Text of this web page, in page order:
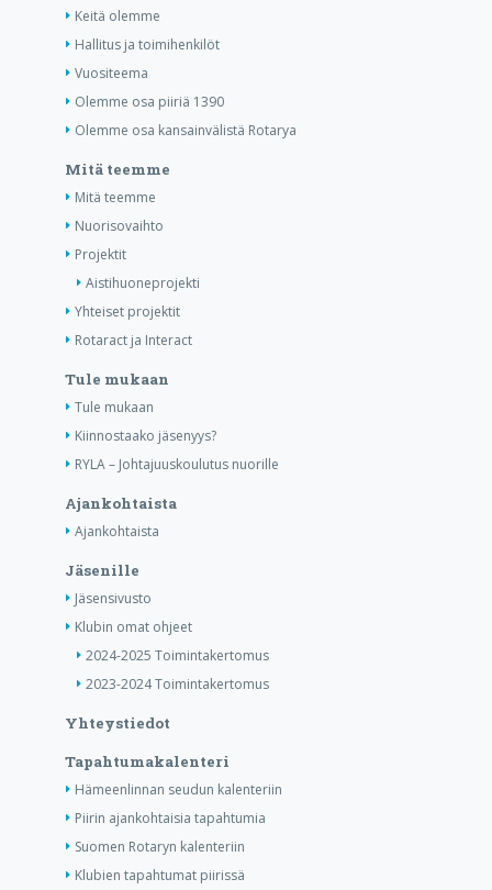
Keitä olemme
Hallitus ja toimihenkilöt
Vuositeema
Olemme osa piiriä 1390
Olemme osa kansainvälistä Rotarya
Mitä teemme
Mitä teemme
Nuorisovaihto
Projektit
Aistihuoneprojekti
Yhteiset projektit
Rotaract ja Interact
Tule mukaan
Tule mukaan
Kiinnostaako jäsenyys?
RYLA – Johtajuuskoulutus nuorille
Ajankohtaista
Ajankohtaista
Jäsenille
Jäsensivusto
Klubin omat ohjeet
2024-2025 Toimintakertomus
2023-2024 Toimintakertomus
Yhteystiedot
Tapahtumakalenteri
Hämeenlinnan seudun kalenteriin
Piirin ajankohtaisia tapahtumia
Suomen Rotaryn kalenteriin
Klubien tapahtumat piirissä